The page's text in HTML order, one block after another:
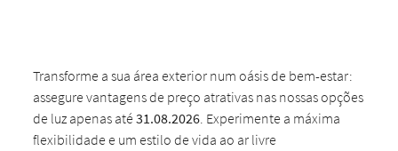
Transforme a sua área exterior num oásis de bem-estar:
assegure vantagens de preço atrativas nas nossas opções
de luz apenas até31.08.2026. Experimente a máxima
flexibilidade e um estilo de vida ao ar livre